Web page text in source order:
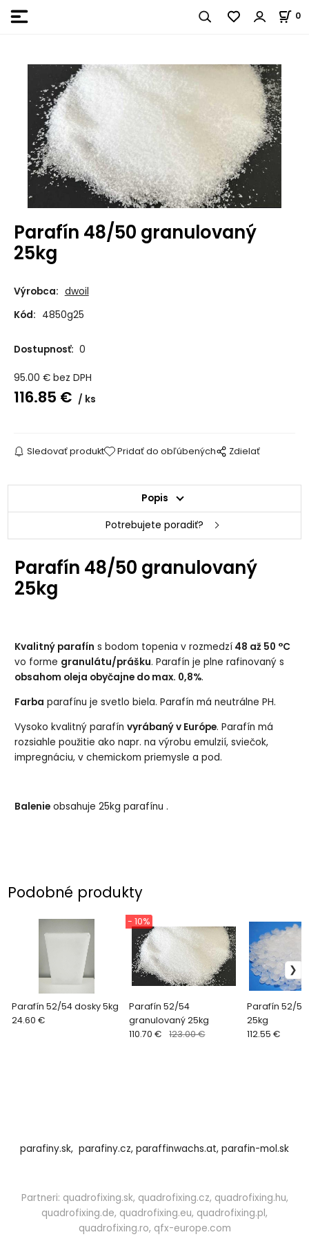
0
Parafín 48/50 granulovaný
25kg
Výrobca: dwoil
Kód: 4850g25
Dostupnosť: 0
95.00 € bez DPH
116.85 € ks
Sledovať produkt Pridať do obľúbených Zdielať
Popis
Potrebujete poradiť?
Parafín 48/50 granulovaný
25kg
Kvalitný parafín s bodom topenia v rozmedzí 48 až 50 °C
vo forme granulátu/prášku. Parafín je plne rafinovaný s
obsahom oleja obyčajne do max. 0,8%.
Farba parafínu je svetlo biela. Parafín má neutrálne PH.
Vysoko kvalitný parafínvyrábaný v Európe. Parafín má
rozsiahle použitie ako napr. na výrobu emulzií, sviečok,
impregnáciu, v chemickom priemysle a pod.
Balenie obsahuje 25kg parafínu .
Podobné produkty
Parafín 52/54 dosky 5kg
24.60 €
Parafín 52/54
granulovaný 25kg
- 10%
110.70 € 123.00 €
Parafín 52/54
25kg
112.55 €
parafiny.sk, parafiny.cz, paraffinwachs.at, parafin-mol.sk
Partneri: quadrofixing.sk, quadrofixing.cz, quadrofixing.hu,
quadrofixing.de, quadrofixing.eu, quadrofixing.pl,
quadrofixing.ro, qfx-europe.com